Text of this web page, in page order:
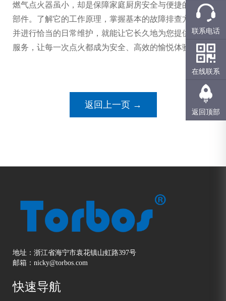
燃气点火器虽小，却是保障家庭厨房安全与便捷的关键
部件。了解它的工作原理，掌握基本的故障排查方法，
并进行恰当的日常维护，就能让它长久地为您提供可靠
服务，让每一次点火都成为安全、高效的愉悦体验。
返回上一页 →
地址：浙江省海宁市袁花镇山虹路397号
邮箱：nicky@torbos.com
快速导航
联系电话
在线联系
返回顶部